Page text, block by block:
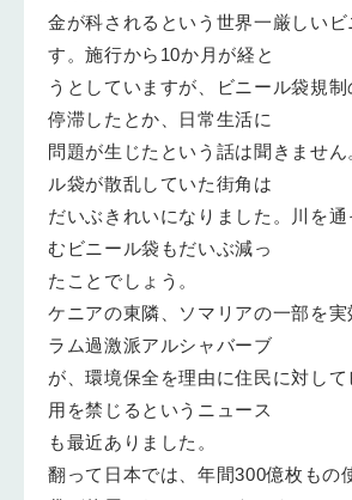
金が科されるという世界一厳しい
す。施行から10か月が経と
うとしていますが、ビニール袋規
停滞したとか、日常生活に
問題が生じたという話は聞きませ
ル袋が散乱していた街角は
だいぶきれいになりました。川を
むビニール袋もだいぶ減っ
たことでしょう。
ケニアの東隣、ソマリアの一部を実
ラム過激派アルシャバーブ
が、環境保全を理由に住民に対し
用を禁じるというニュース
も最近ありました。
翻って日本では、年間300億枚もの